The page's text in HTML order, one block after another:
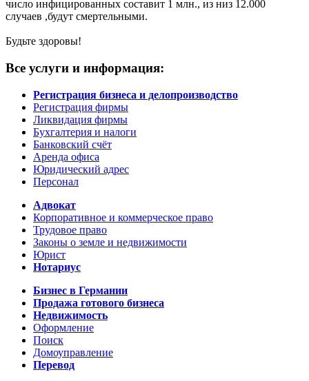
число инфицированных составит 1 млн., из низ 12.000
случаев ,будут смертельными.
Будьте здоровы!
Все услуги и информация:
Регистрация бизнеса и делопроизводство
Регистрация фирмы
Ликвидация фирмы
Бухгалтерия и налоги
Банковский счёт
Аренда офиса
Юридический адрес
Персонал
Адвокат
Корпоративное и коммерческое право
Трудовое право
Законы о земле и недвижимости
Юрист
Нотариус
Бизнес в Германии
Продажа готового бизнеса
Недвижимость
Оформление
Поиск
Домоуправление
Перевод